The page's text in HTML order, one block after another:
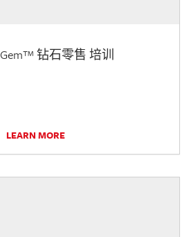
钻石零售 培训
LEARN MORE